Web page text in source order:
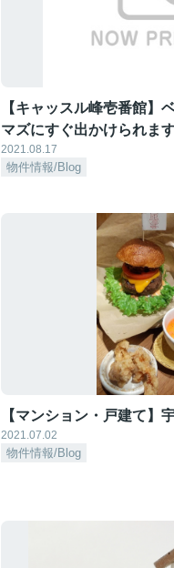
【キャッスル峰壱番館】
マズにすぐ出かけられま
2021.08.17
物件情報/Blog
【マンション・戸建て】
2021.07.02
物件情報/Blog